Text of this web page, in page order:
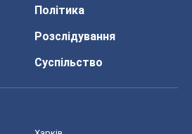
Політика
Розслідування
Суспільство